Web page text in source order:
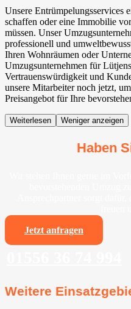
Unsere Entrümpelungsservices
schaffen oder eine Immobilie
müssen. Unser
professionell und
Ihren Wohnräumen oder
Umzugsunternehmen für
Vertrauenswürdigkeit und
unsere Mitarbeiter noch jetzt,
Preisangebot für Ihre
Weiterlesen Weniger anzeigen
Haben
Jetzt anfragen
Weitere